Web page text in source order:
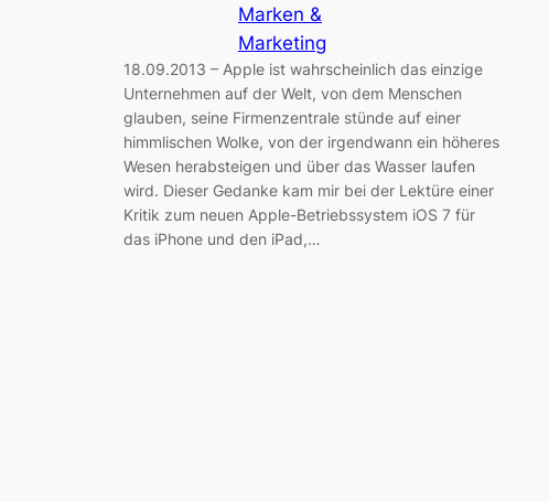
Marken &
Marketing
18.09.2013 – Apple ist wahrscheinlich das einzige
Unternehmen auf der Welt, von dem Menschen
glauben, seine Firmenzentrale stünde auf einer
himmlischen Wolke, von der irgendwann ein höheres
Wesen herabsteigen und über das Wasser laufen
wird. Dieser Gedanke kam mir bei der Lektüre einer
Kritik zum neuen Apple-Betriebssystem iOS 7 für
das iPhone und den iPad,…